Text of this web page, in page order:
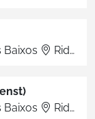
Baixos Ridderkerk
Baixos Ridderkerk